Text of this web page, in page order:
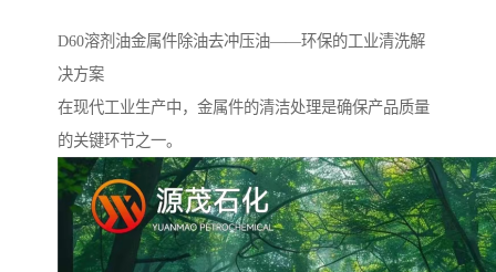
D60溶剂油金属件除油去冲压油——环保的工业清洗解
决方案
在现代工业生产中，金属件的清洁处理是确保产品质量
的关键环节之一。